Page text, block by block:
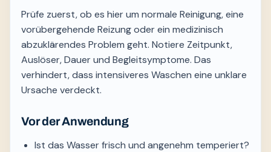
Prüfe zuerst, ob es hier um normale Reinigung, eine
vorübergehende Reizung oder ein medizinisch
abzuklärendes Problem geht. Notiere Zeitpunkt,
Auslöser, Dauer und Begleitsymptome. Das
verhindert, dass intensiveres Waschen eine unklare
Ursache verdeckt.
Vor der Anwendung
Ist das Wasser frisch und angenehm temperiert?